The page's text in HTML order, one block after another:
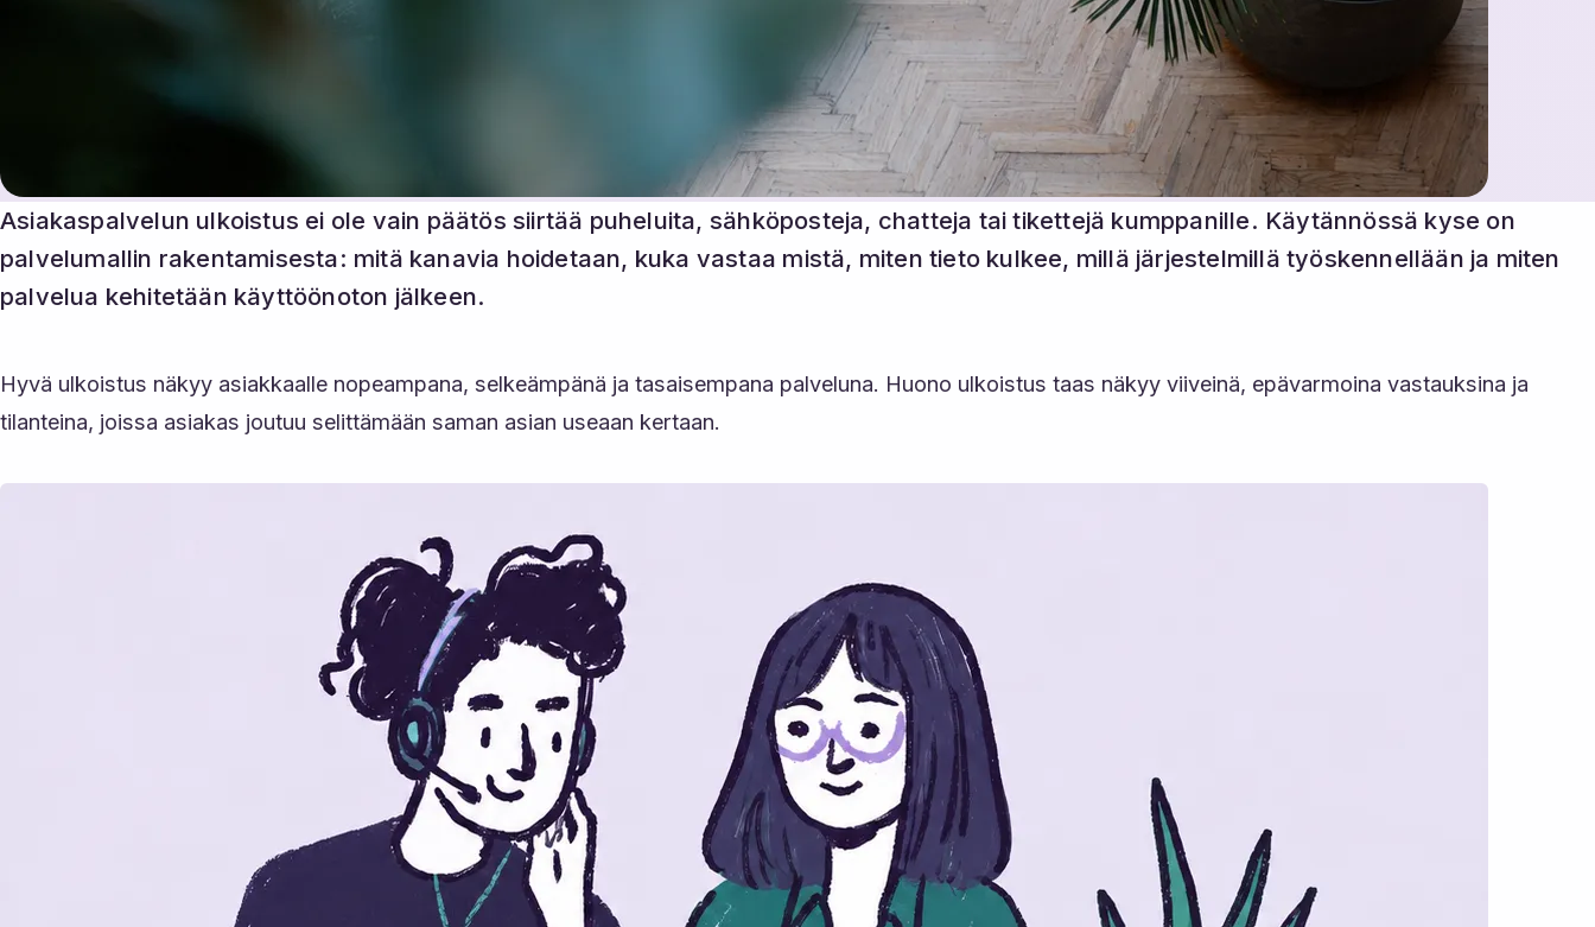
Asiakaspalvelun ulkoistus ei ole vain päätös siirtää puheluita, sähköposteja, chatteja tai tikettejä kumppanille. Käytännössä kyse on
palvelumallin rakentamisesta: mitä kanavia hoidetaan, kuka vastaa mistä, miten tieto kulkee, millä järjestelmillä työskennellään ja miten
palvelua kehitetään käyttöönoton jälkeen.
Hyvä ulkoistus näkyy asiakkaalle nopeampana, selkeämpänä ja tasaisempana palveluna. Huono ulkoistus taas näkyy viiveinä, epävarmoina vastauksina ja
tilanteina, joissa asiakas joutuu selittämään saman asian useaan kertaan.